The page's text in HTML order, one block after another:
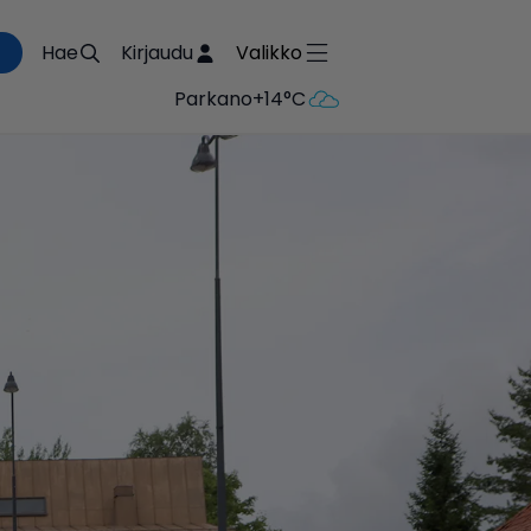
Hae Kirjaudu
Valikko
Parkano+14°C